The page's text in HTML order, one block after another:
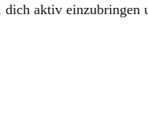
aktiv